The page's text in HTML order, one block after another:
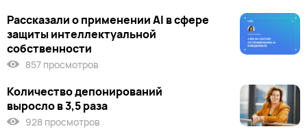
Рассказали о применении AI в сфере
защиты интеллектуальной
собственности
857 просмотров
Количество депонирований
выросло в 3,5 раза
928 просмотров